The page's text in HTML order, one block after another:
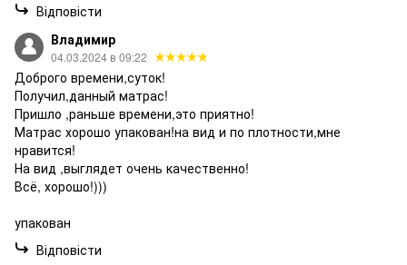
Відповісти
Владимир
04.03.2024 в 09:22
Доброго времени,суток!
Получил,данный матрас!
Пришло ,раньше времени,это приятно!
Матрас хорошо упакован!на вид и по плотности,мне
нравится!
На вид ,выглядет очень качественно!
Всё, хорошо!)))
упакован
Відповісти